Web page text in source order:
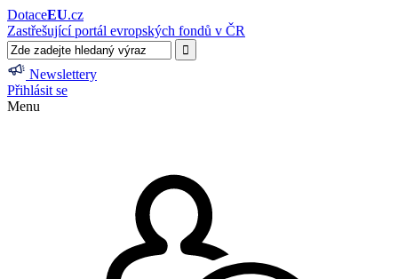
DotaceEU.cz
Zastřešující portál evropských fondů v ČR
Newslettery
Přihlásit se
Menu